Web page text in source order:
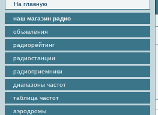
На главную
наш магазин радио
объявления
радиорейтинг
радиостанции
радиоприемники
диапазоны частот
таблица частот
аэродромы